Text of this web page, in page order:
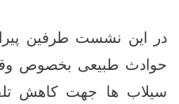
در این نشست طرفین
حوادث طبیعی بخصوص
سیلاب ها جهت کاهش